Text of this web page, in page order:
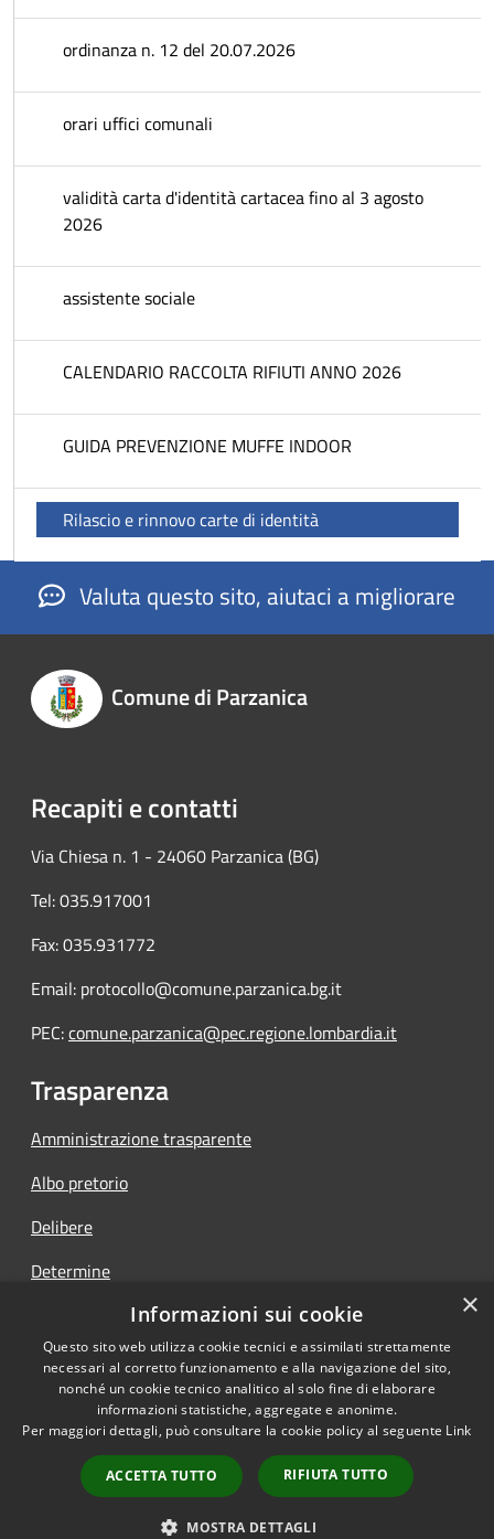
ordinanza n. 12 del 20.07.2026
orari uffici comunali
validità carta d'identità cartacea fino al 3 agosto
2026
assistente sociale
CALENDARIO RACCOLTA RIFIUTI ANNO 2026
GUIDA PREVENZIONE MUFFE INDOOR
Rilascio e rinnovo carte di identità
Valuta questo sito, aiutaci a migliorare
Comune di Parzanica
Recapiti e contatti
Via Chiesa n. 1 - 24060 Parzanica (BG)
Tel: 035.917001
Fax: 035.931772
Email: protocollo@comune.parzanica.bg.it
PEC:comune.parzanica@pec.regione.lombardia.it
Trasparenza
Amministrazione trasparente
Albo pretorio
Delibere
Determine
RSS
Accessibilità
Copyright © 2026 • Comune di
Municipium•
Accesso
redazione
×
Informazioni sui cookie
Questo sito web utilizza cookie tecnici e assimilati strettamente
necessari al corretto funzionamento e alla navigazione del sito,
nonché un cookie tecnico analitico al solo fine di elaborare
informazioni statistiche, aggregate e anonime.
Per maggiori dettagli, può consultare la cookie policy al seguente Link
ACCETTA TUTTO RIFIUTA TUTTO
MOSTRA DETTAGLI